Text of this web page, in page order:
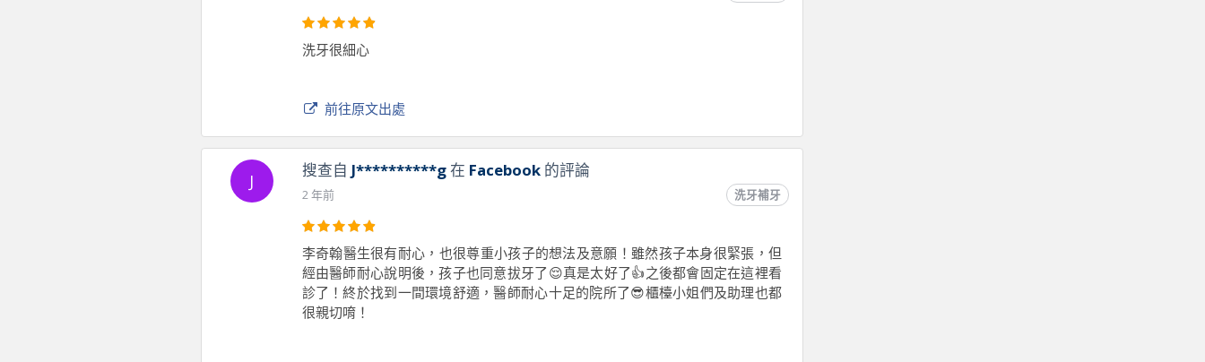
洗牙很細心
前往原文出處
J
搜查自 J**********g在 Facebook的評論
2 年前 洗牙補牙
李奇翰醫生很有耐心，也很尊重小孩子的想法及意願！雖然孩子本身很緊張，但
經由醫師耐心說明後，孩子也同意拔牙了😌真是太好了👍之後都會固定在這裡看
診了！終於找到一間環境舒適，醫師耐心十足的院所了😎櫃檯小姐們及助理也都
很親切唷！